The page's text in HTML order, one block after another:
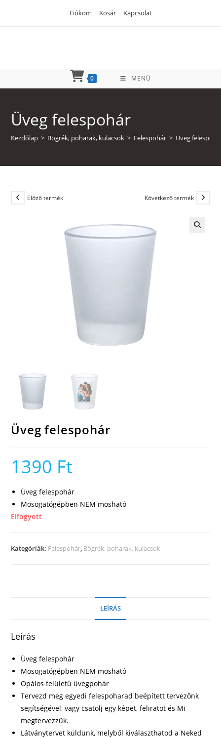
Fiókom Kosár Kapcsolat
0 MENÜ
Üveg felespohár
Kezdőlap > Bögrék, poharak, kulacsok > Felespohár > Üveg
Előző termék Következő termék
Üveg felespohár
1390 Ft
Üveg felespohár
Mosogatógépben NEM mosható
Elfogyott
Kategóriák: Felespohár, Bögrék, poharak, kulacsok
LEÍRÁS
Leírás
Üveg felespohár
Mosogatógépben NEM mosható
Opálos felületű üvegpohár
Tervezd meg egyedi felespoharad beépített tervezőnk
segítségével, vagy csatolj egy képet, feliratot és Mi
megtervezzük.
Látványtervet küldünk, melyből kiválaszthatod a Neked